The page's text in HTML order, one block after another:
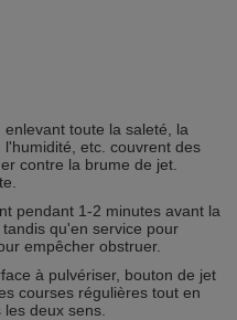
toute la saleté, la
etc. couvrent des
contre la brume de jet.
pendant 1-2 minutes avant la
qu'en service pour
empêcher obstruer.
à pulvériser, bouton de jet
courses régulières tout en
deux sens.